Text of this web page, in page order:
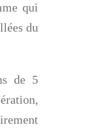
qui
du
de 5